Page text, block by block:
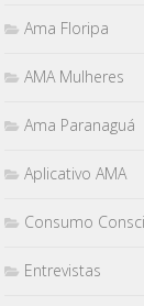
Ama Floripa
AMA Mulheres
Ama Paranaguá
Aplicativo AMA
Consumo
Entrevistas